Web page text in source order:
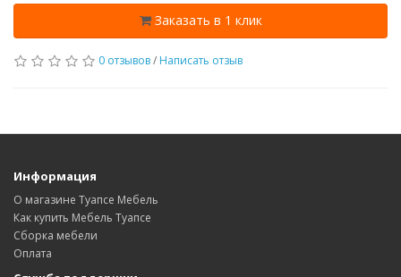
Заказать в 1 клик
0 отзывов/ Написать отзыв
Информация
О магазине Туапсе Мебель
Как купить Мебель Туапсе
Сборка мебели
Оплата